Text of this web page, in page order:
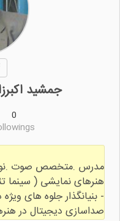
جمشید
0
مدرس .متخصص صوت
- بنیانگذار جلوه های
صداسازی دیجیتال در